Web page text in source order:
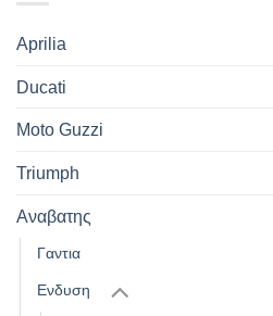
Aprilia
Ducati
Moto Guzzi
Triumph
Αναβατης
Γαντια
Ενδυση